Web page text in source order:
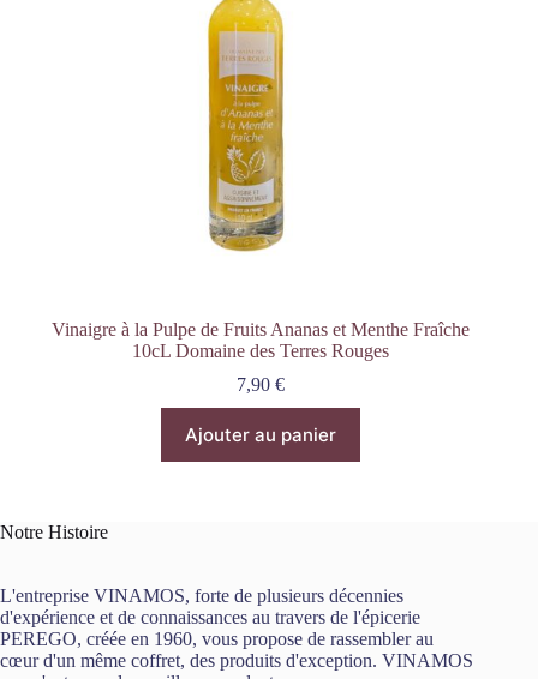
Vinaigre à la Pulpe de Fruits Ananas et Menthe Fraîche
10cL Domaine des Terres Rouges
7,90€
Ajouter au panier
Notre Histoire
L'entreprise VINAMOS, forte de plusieurs décennies
d'expérience et de connaissances au travers de l'épicerie
PEREGO, créée en 1960, vous propose de rassembler au
cœur d'un même coffret, des produits d'exception. VINAMOS